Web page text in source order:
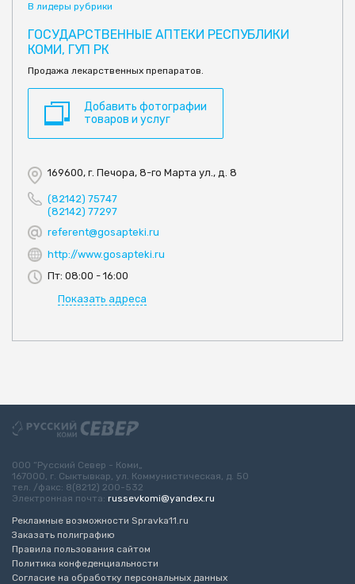
В лидеры рубрики
ГОСУДАРСТВЕННЫЕ АПТЕКИ РЕСПУБЛИКИ
КОМИ, ГУП РК
Продажа лекарственных препаратов.
Добавить фотографии
товаров и услуг
169600, г. Печора, 8-го Марта ул., д. 8
(82142) 75747
(82142) 77297
referent@gosapteki.ru
http://www.gosapteki.ru
Пт: 08:00 - 16:00
Показать адреса
ООО “Русский Север - Коми„
167000, г. Сыктывкар, ул. Коммунистическая, д. 50
тел. /факс: 8(8212) 200-532
Электронная почта: russevkomi@yandex.ru
Рекламные возможности Spravka11.ru
Заказать полиграфию
Правила пользования сайтом
Политика конфеденциальности
Согласие на обработку персональных данных